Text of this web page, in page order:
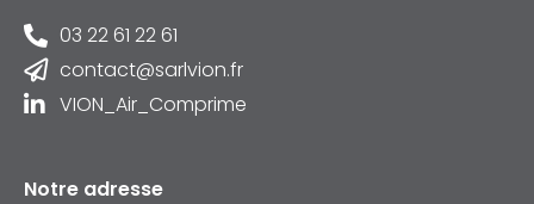
03 22 61 22 61
contact@sarlvion.fr
VION_Air_Comprime
Notre adresse